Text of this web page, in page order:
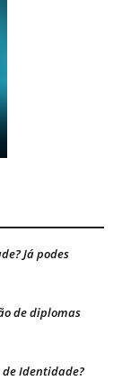
Já podes
de diplomas
Identidade?